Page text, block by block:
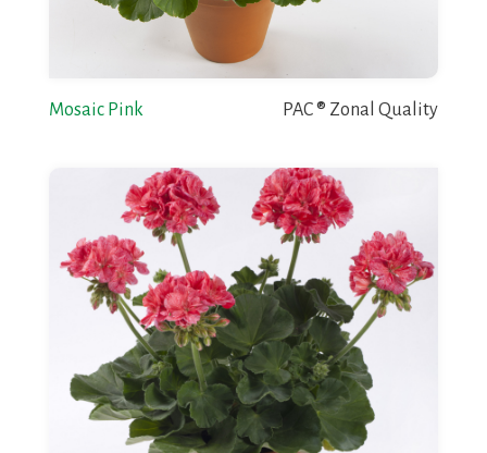
Mosaic Pink PAC ® Zonal Quality